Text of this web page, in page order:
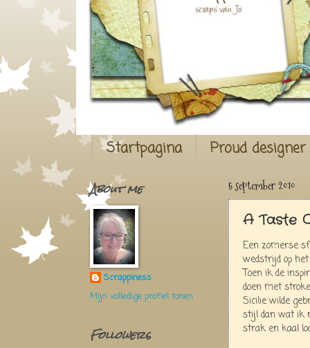
Startpagina Proud
5 september 2010
A Taste
Een zomerse
wedstrijd op
Toen ik de
doen met
Sicilie wilde
stijl dan wat ik
strak en kaal
About me
Scrappiness
Mijn volledige profiel tonen
Followers